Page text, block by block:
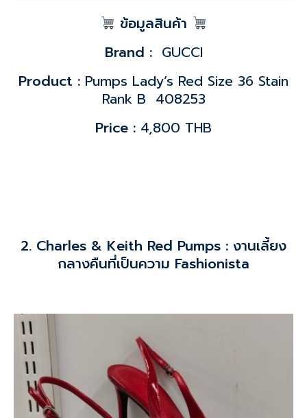
ข้อมูลสินค้า
Brand :GUCCI
Product : Pumps Lady’s Red Size 36 Stain
Rank B 408253
Price : 4,800 THB
2. Charles & Keith Red Pumps : งานเลี้ยง
กลางคืนที่เป็นความ Fashionista